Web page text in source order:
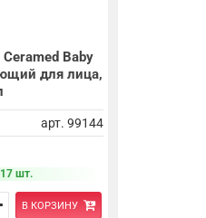
Baby
для лица,
арт. 99144
шт.
В КОРЗИНУ